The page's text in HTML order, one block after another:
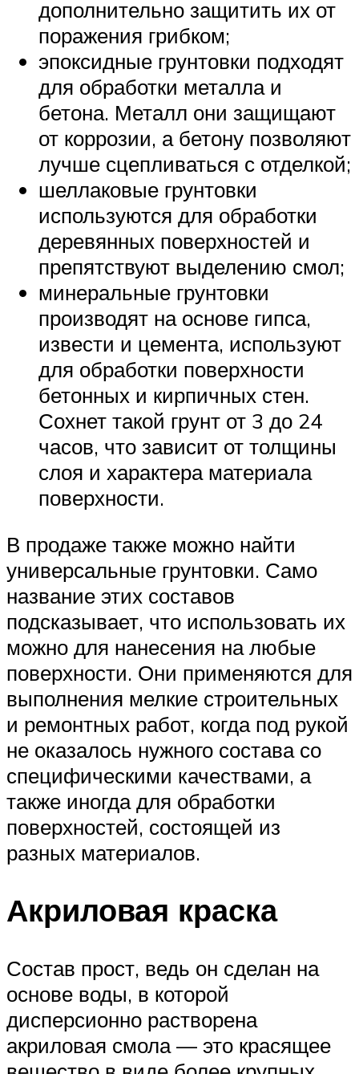
дополнительно защитить их от
поражения грибком;
эпоксидные грунтовки подходят
для обработки металла и
бетона. Металл они защищают
от коррозии, а бетону позволяют
лучше сцепливаться с отделкой;
шеллаковые грунтовки
используются для обработки
деревянных поверхностей и
препятствуют выделению смол;
минеральные грунтовки
производят на основе гипса,
извести и цемента, используют
для обработки поверхности
бетонных и кирпичных стен.
Сохнет такой грунт от 3 до 24
часов, что зависит от толщины
слоя и характера материала
поверхности.
В продаже также можно найти
универсальные грунтовки. Само
название этих составов
подсказывает, что использовать их
можно для нанесения на любые
поверхности. Они применяются для
выполнения мелкие строительных
и ремонтных работ, когда под рукой
не оказалось нужного состава со
специфическими качествами, а
также иногда для обработки
поверхностей, состоящей из
разных материалов.
Акриловая краска
Состав прост, ведь он сделан на
основе воды, в которой
дисперсионно растворена
акриловая смола — это красящее